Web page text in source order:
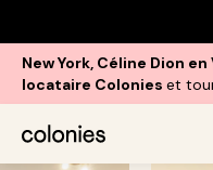
New York, Céline Dion en
locataire Colonies et